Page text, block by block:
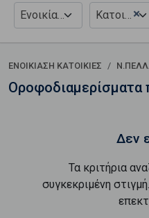
×
Κατοικία
ΕΝΟΙΚΊΑΣΗ ΚΑΤΟΙΚΊΕΣ
Οροφοδιαμερίσματα
Δεν
Τα κριτήρια
συγκεκριμένη